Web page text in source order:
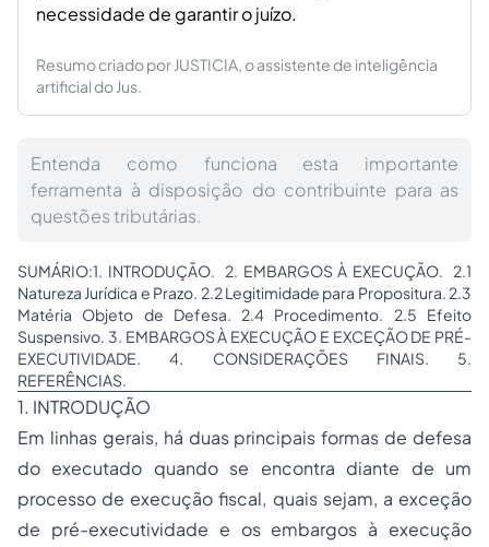
necessidade de garantir o juízo.
Resumo criado por JUSTICIA, o assistente de inteligência
artificial do Jus.
Entenda como funciona esta importante
ferramenta à disposição do contribuinte para as
questões tributárias.
SUMÁRIO:1. INTRODUÇÃO. 2. EMBARGOS À EXECUÇÃO. 2.1
Natureza Jurídica e Prazo. 2.2 Legitimidade para Propositura. 2.3
Matéria Objeto de Defesa. 2.4 Procedimento. 2.5 Efeito
Suspensivo. 3. EMBARGOS À EXECUÇÃO E EXCEÇÃO DE PRÉ-
EXECUTIVIDADE. 4. CONSIDERAÇÕES FINAIS. 5.
REFERÊNCIAS.
1. INTRODUÇÃO
Em linhas gerais, há duas principais formas de defesa
do executado quando se encontra diante de um
processo de execução fiscal, quais sejam, a exceção
de pré-executividade e os embargos à execução